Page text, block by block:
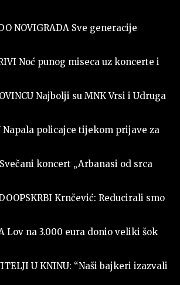
NOVIGRADA Sve generacije
Noć punog miseca uz koncerte i
Najbolji su MNK Vrsi i Udruga
Napala policajce tijekom prijave za
koncert „Arbanasi od srca
Krnčević: Reducirali smo
Lov na 3.000 eura donio veliki šok
U KNINU: “Naši bajkeri izazvali